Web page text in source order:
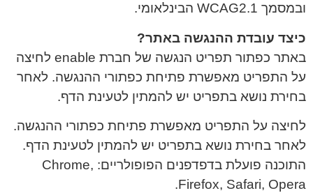
ובמסמך WCAG2.1 הבינלאומי.
כיצד עובדת ההנגשה באתר?
באתר כפתור תפריט הנגשה של חברת enable לחיצה
על התפריט מאפשרת פתיחת כפתורי ההנגשה. לאחר
בחירת נושא בתפריט יש להמתין לטעינת הדף.
לחיצה על התפריט מאפשרת פתיחת כפתורי ההנגשה.
לאחר בחירת נושא בתפריט יש להמתין לטעינת הדף.
התוכנה פועלת בדפדפנים הפופולריים: Chrome,
Firefox, Safari, Opera.